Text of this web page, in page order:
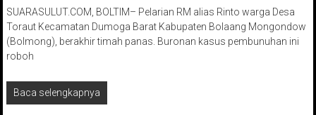
SUARASULUT.COM, BOLTIM– Pelarian RM alias Rinto warga Desa
Toraut Kecamatan Dumoga Barat Kabupaten Bolaang Mongondow
(Bolmong), berakhir timah panas. Buronan kasus pembunuhan ini
roboh
Baca selengkapnya